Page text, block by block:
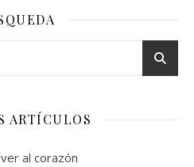
ARTÍCULOS
al corazón